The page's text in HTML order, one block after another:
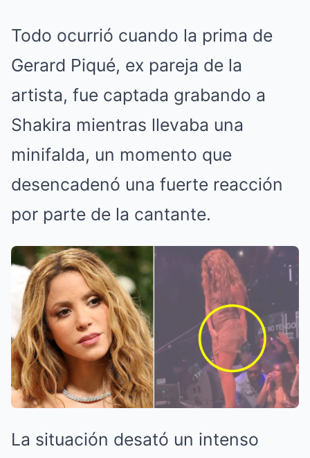
Todo ocurrió cuando la prima de
Gerard Piqué, ex pareja de la
artista, fue captada grabando a
Shakira mientras llevaba una
minifalda, un momento que
desencadenó una fuerte reacción
por parte de la cantante.
La situación desató un intenso